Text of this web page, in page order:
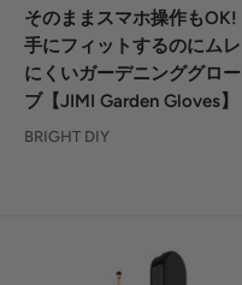
ル
価
格
そのままスマホ操作もOK!
手にフィットするのにムレ
にくいガーデニンググロー
ブ【JIMI Garden Gloves】
BRIGHT DIY